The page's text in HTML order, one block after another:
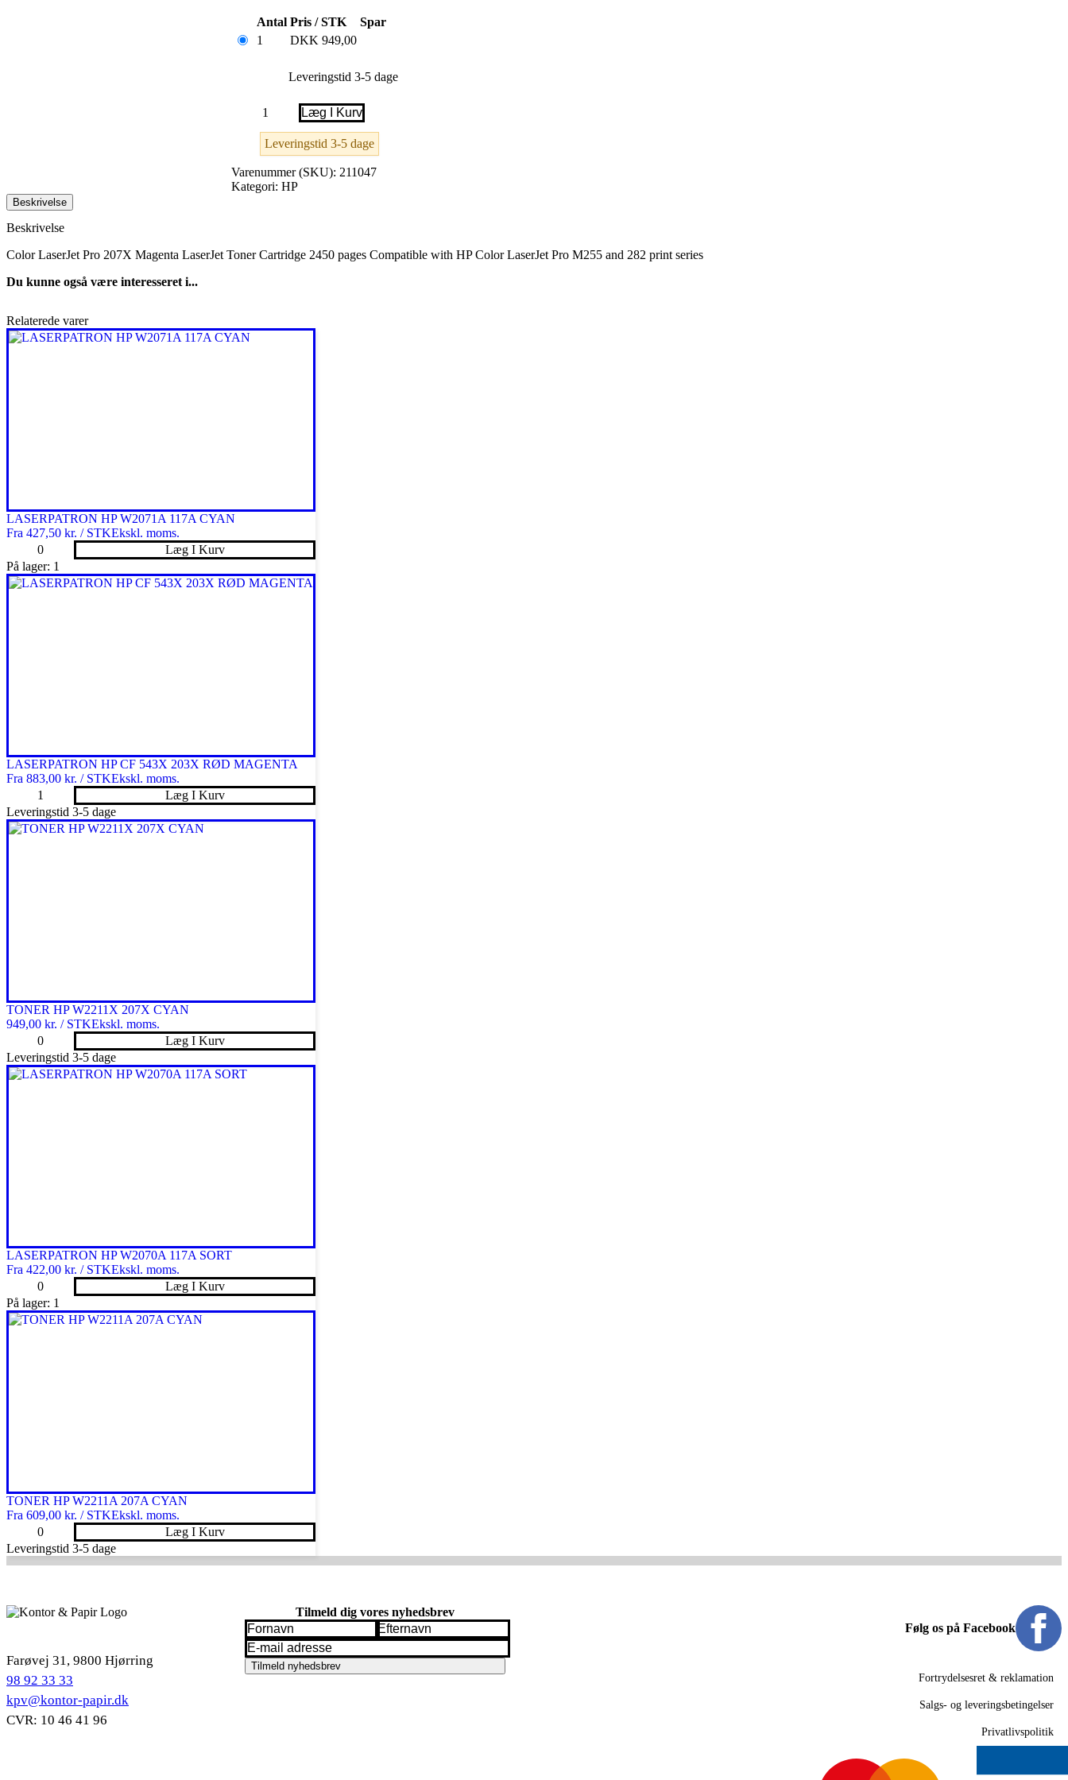
Antal Pris / STK
Spar
1
DKK 949,00
Leveringstid 3-5 dage
TONER
W2213X
MAGENTA
antal
Læg I Kurv
Leveringstid 3-5 dage
Varenummer (SKU): 211047
Kategori: HP
Beskrivelse
Beskrivelse
Color LaserJet Pro 207X Magenta LaserJet Toner Cartridge 2450 pages Compatible with HP Color LaserJet Pro M255 and 282 print series
Du kunne også være interesseret i...
Relaterede varer
LASERPATRON HP W2071A 117A CYAN
Fra 427,50 kr. / STKEkskl. moms.
LASERPATRON
HP
W2071A
117A
Læg I Kurv
På lager: 1
LASERPATRON HP CF 543X 203X RØD MAGENTA
Fra 883,00 kr. / STKEkskl. moms.
LASERPATRON
CF
543X
Læg I Kurv
Leveringstid 3-5 dage
TONER HP W2211X 207X CYAN
949,00 kr. / STKEkskl. moms.
TONER
W2211X
207X
Læg I Kurv
Leveringstid 3-5 dage
LASERPATRON HP W2070A 117A SORT
Fra 422,00 kr. / STKEkskl. moms.
LASERPATRON
HP
W2070A
117A
Læg I Kurv
På lager: 1
TONER HP W2211A 207A CYAN
Fra 609,00 kr. / STKEkskl. moms.
TONER
W2211A
207A
Læg I Kurv
Leveringstid 3-5 dage
Farøvej 31, 9800 Hjørring
98 92 33 33
kpv@kontor-papir.dk
CVR: 10 46 41 96
Tilmeld dig vores nyhedsbrev
Fornavn
*
Efternavn
*
Email
*
Tilmeld nyhedsbrev
Følg os på Facebook
Fortrydelsesret & reklamation
Salgs- og leveringsbetingelser
Privatlivspolitik